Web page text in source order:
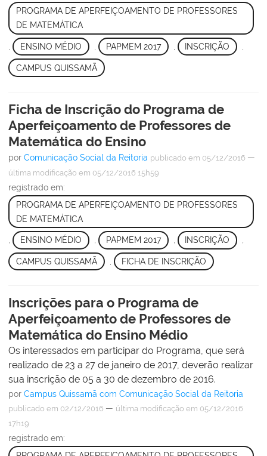
PROGRAMA DE APERFEIÇOAMENTO DE PROFESSORES
DE MATEMÁTICA
ENSINO MÉDIO PAPMEM 2017 INSCRIÇÃO
CAMPUS QUISSAMÃ
Ficha de Inscrição do Programa de
Aperfeiçoamento de Professores de
Matemática do Ensino
por Comunicação Social da Reitoria publicado em 05/12/2016 —
última modificação em 05/12/2016 15h59
registrado em:
PROGRAMA DE APERFEIÇOAMENTO DE PROFESSORES
DE MATEMÁTICA
, ENSINO MÉDIO , PAPMEM 2017 , INSCRIÇÃO ,
CAMPUS QUISSAMÃ FICHA DE INSCRIÇÃO
Inscrições para o Programa de
Aperfeiçoamento de Professores de
Matemática do Ensino Médio
Os interessados em participar do Programa, que será
realizado de 23 a 27 de janeiro de 2017, deverão realizar
sua inscrição de 05 a 30 de dezembro de 2016.
por Campus Quissamã com Comunicação Social da Reitoria
publicado em 02/12/2016 — última modificação em 05/12/2016
17h19
registrado em: